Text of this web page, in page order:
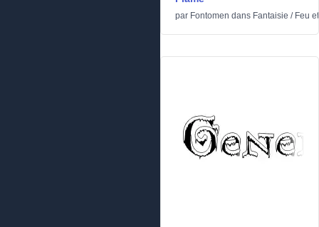
par Fontomen dans Fantaisie / Feu